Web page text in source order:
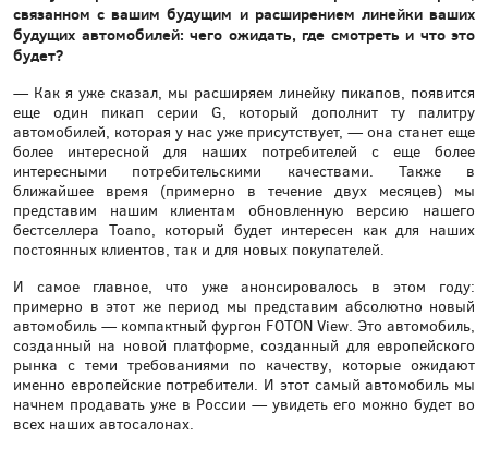
связанном с вашим будущим и расширением линейки ваших
будущих автомобилей: чего ожидать, где смотреть и что это
будет?
— Как я уже сказал, мы расширяем линейку пикапов, появится
еще один пикап серии G, который дополнит ту палитру
автомобилей, которая у нас уже присутствует, — она станет еще
более интересной для наших потребителей с еще более
интересными потребительскими качествами. Также в
ближайшее время (примерно в течение двух месяцев) мы
представим нашим клиентам обновленную версию нашего
бестселлера Toano, который будет интересен как для наших
постоянных клиентов, так и для новых покупателей.
И самое главное, что уже анонсировалось в этом году:
примерно в этот же период мы представим абсолютно новый
автомобиль — компактный фургон FOTON View. Это автомобиль,
созданный на новой платформе, созданный для европейского
рынка с теми требованиями по качеству, которые ожидают
именно европейские потребители. И этот самый автомобиль мы
начнем продавать уже в России — увидеть его можно будет во
всех наших автосалонах.